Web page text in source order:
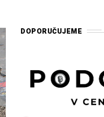
DOPORUČUJEME